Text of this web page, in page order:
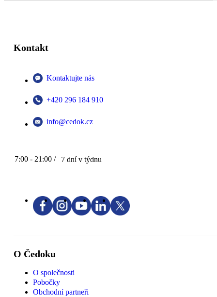
Kontakt
Kontaktujte nás
+420 296 184 910
info@cedok.cz
7:00 - 21:00 / 7 dní v týdnu
O Čedoku
O společnosti
Pobočky
Obchodní partneři